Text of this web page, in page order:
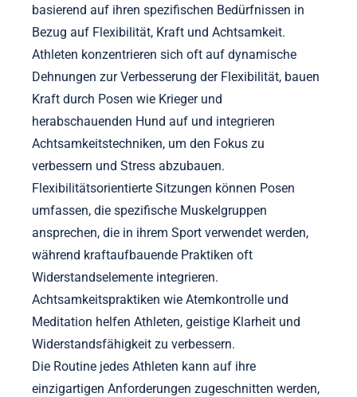
basierend auf ihren spezifischen Bedürfnissen in
Bezug auf Flexibilität, Kraft und Achtsamkeit.
Athleten konzentrieren sich oft auf dynamische
Dehnungen zur Verbesserung der Flexibilität, bauen
Kraft durch Posen wie Krieger und
herabschauenden Hund auf und integrieren
Achtsamkeitstechniken, um den Fokus zu
verbessern und Stress abzubauen.
Flexibilitätsorientierte Sitzungen können Posen
umfassen, die spezifische Muskelgruppen
ansprechen, die in ihrem Sport verwendet werden,
während kraftaufbauende Praktiken oft
Widerstandselemente integrieren.
Achtsamkeitspraktiken wie Atemkontrolle und
Meditation helfen Athleten, geistige Klarheit und
Widerstandsfähigkeit zu verbessern.
Die Routine jedes Athleten kann auf ihre
einzigartigen Anforderungen zugeschnitten werden,